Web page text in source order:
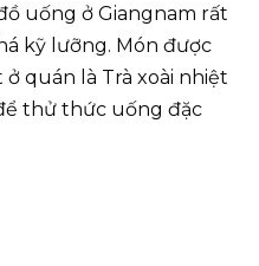
uống ở Giangnam rất
kỹ lưỡng. Món được
quán là Trà xoài nhiệt
thử thức uống đặc